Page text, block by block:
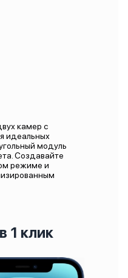
камер с
идеальных
модуль
Создавайте
режиме и
1 клик